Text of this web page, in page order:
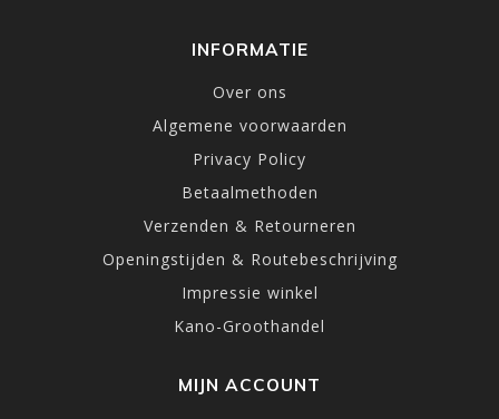
INFORMATIE
Over ons
Algemene voorwaarden
Privacy Policy
Betaalmethoden
Verzenden & Retourneren
Openingstijden & Routebeschrijving
Impressie winkel
Kano-Groothandel
MIJN ACCOUNT